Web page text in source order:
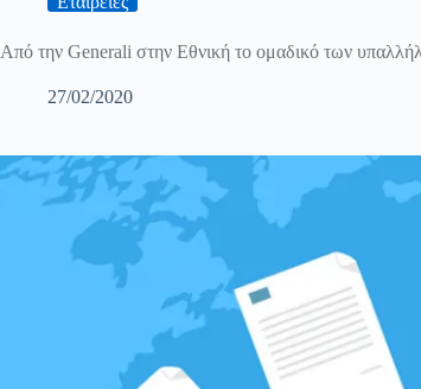
Από την Generali στην Εθνική το ομαδικό των
27/02/2020